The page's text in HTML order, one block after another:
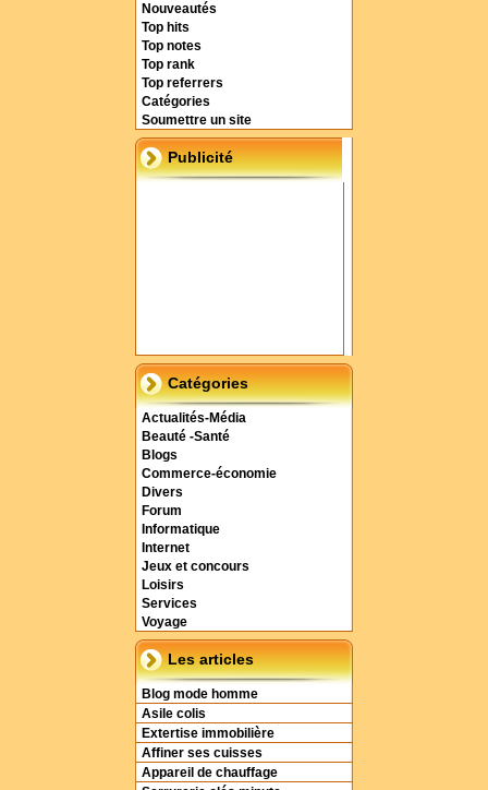
Nouveautés
Top hits
Top notes
Top rank
Top referrers
Catégories
Soumettre un site
Publicité
Catégories
Actualités-Média
Beauté -Santé
Blogs
Commerce-économie
Divers
Forum
Informatique
Internet
Jeux et concours
Loisirs
Services
Voyage
Les articles
Blog mode homme
Asile colis
Extertise immobilière
Affiner ses cuisses
Appareil de chauffage